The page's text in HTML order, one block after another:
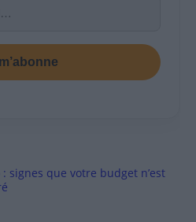
signes que votre budget n’est